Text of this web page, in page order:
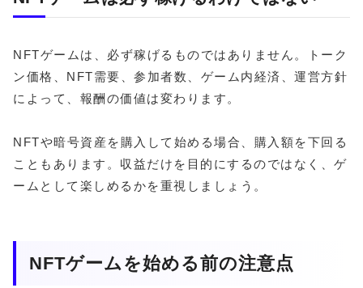
NFTゲームは、必ず稼げるものではありません。トーク
ン価格、NFT需要、参加者数、ゲーム内経済、運営方針
によって、報酬の価値は変わります。
NFTや暗号資産を購入して始める場合、購入額を下回る
こともあります。収益だけを目的にするのではなく、ゲ
ームとして楽しめるかを重視しましょう。
NFTゲームを始める前の注意点